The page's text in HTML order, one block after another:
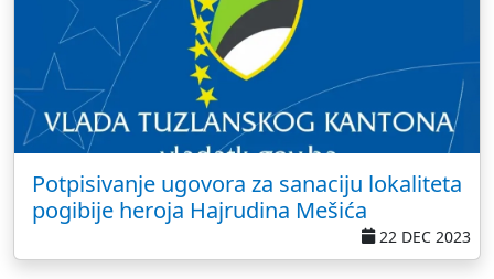
Potpisivanje ugovora za sanaciju lokaliteta
pogibije heroja Hajrudina Mešića
22 DEC 2023